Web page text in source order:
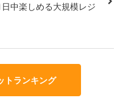
中楽しめる大規模レジ
トランキング